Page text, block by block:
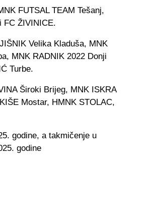
FUTSAL TEAM Tešanj,
FC ŽIVINICE.
Velika Kladuša, MNK
MNK RADNIK 2022 Donji
Turbe.
Široki Brijeg, MNK ISKRA
Mostar, HMNK STOLAC,
godine, a takmičenje u
godine